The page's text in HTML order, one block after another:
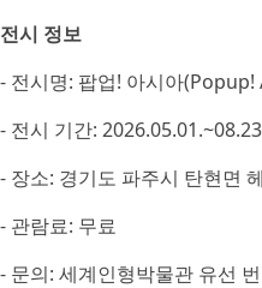
전시 정보
- 전시명: 팝업! 아시아(Popup!
- 전시 기간:
- 장소: 경기도 파주시 탄현면
- 관람료: 무료
- 문의: 세계인형박물관 유선